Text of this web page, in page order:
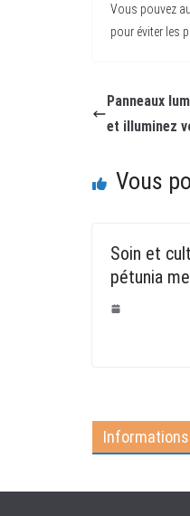
Vous pouvez
pour éviter les
Panneaux
et illuminez
Vous
Soin et
pétunia
Informations